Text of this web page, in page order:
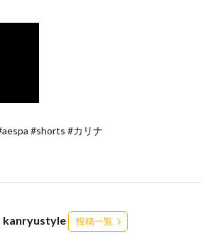
#shorts #カリナ
投稿一覧